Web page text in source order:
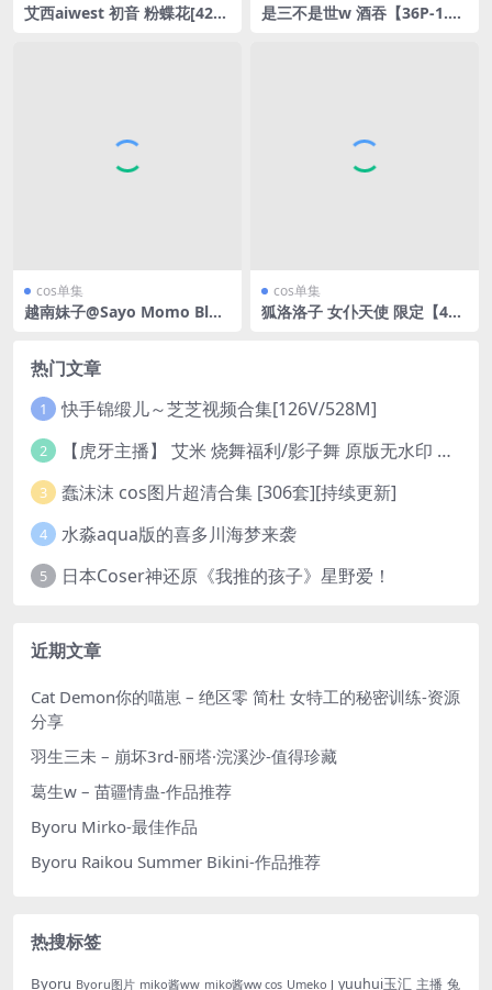
艾西aiwest 初音 粉蝶花[42P-
是三不是世w 酒吞【36P-1.57
cos单集
越南妹子@Sayo Momo Blon
cos单集
狐洛洛子 女仆天使 限定【40P
热门文章
1 快手锦缎儿～芝芝视频合集[126V/528M]
2 【虎牙主播】 艾米 烧舞福利/影子舞 原版无水印 （1v/130m）
3 蠢沫沫 cos图片超清合集 [306套][持续更新]
4 水淼aqua版的喜多川海梦来袭
5 日本Coser神还原《我推的孩子》星野爱！
近期文章
Cat Demon你的喵崽 – 绝区零 简杜 女特工的秘密训练-资源
分享
羽生三未 – 崩坏3rd-丽塔·浣溪沙-值得珍藏
葛生w – 苗疆情蛊-作品推荐
Byoru Mirko-最佳作品
Byoru Raikou Summer Bikini-作品推荐
热搜标签
Byoru Byoru图片 miko酱ww miko酱ww cos Umeko J yuuhui玉汇 主播 兔